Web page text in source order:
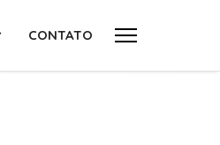
CONTATO